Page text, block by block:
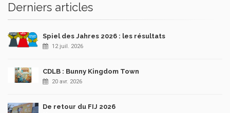
Derniers articles
Spiel des Jahres 2026 : les résultats
12 juil. 2026
CDLB : Bunny Kingdom Town
20 avr. 2026
De retour du FIJ 2026